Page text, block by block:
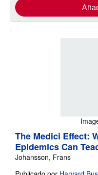
The Medici Effect:
Epidemics Can
Johansson, Frans